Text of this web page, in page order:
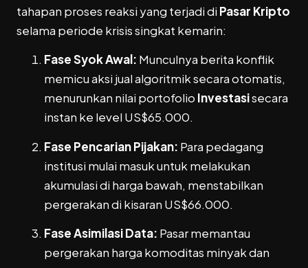
tahapan proses reaksi yang terjadi di Pasar Kripto
selama periode krisis singkat kemarin:
Fase Syok Awal: Munculnya berita konflik
memicu aksi jual algoritmik secara otomatis,
menurunkan nilai portofolio Investasisecara
instan ke level US$65.000.
Fase Pencarian Pijakan: Para pedagang
institusi mulai masuk untuk melakukan
akumulasi di harga bawah, menstabilkan
pergerakan di kisaran US$66.000.
Fase Asimilasi Data: Pasar memantau
pergerakan harga komoditas minyak dan